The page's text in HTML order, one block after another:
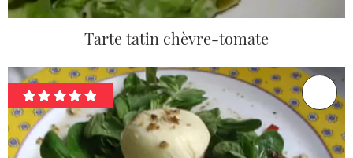
Tarte tatin chèvre-tomate